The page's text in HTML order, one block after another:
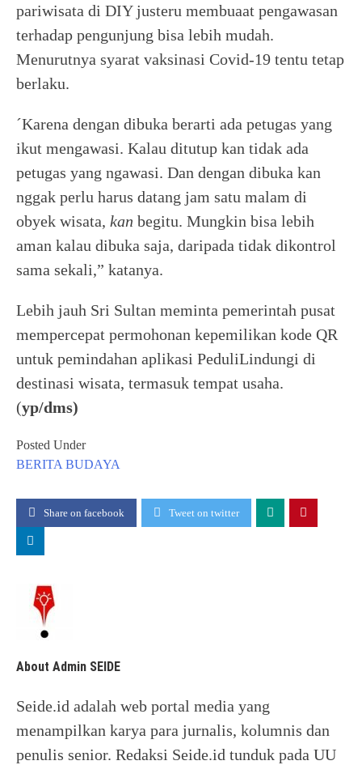
pariwisata di DIY justeru membuaat pengawasan
terhadap pengunjung bisa lebih mudah.
Menurutnya syarat vaksinasi Covid-19 tentu tetap
berlaku.
´Karena dengan dibuka berarti ada petugas yang
ikut mengawasi. Kalau ditutup kan tidak ada
petugas yang ngawasi. Dan dengan dibuka kan
nggak perlu harus datang jam satu malam di
obyek wisata, kan begitu. Mungkin bisa lebih
aman kalau dibuka saja, daripada tidak dikontrol
sama sekali,” katanya.
Lebih jauh Sri Sultan meminta pemerintah pusat
mempercepat permohonan kepemilikan kode QR
untuk pemindahan aplikasi PeduliLindungi di
destinasi wisata, termasuk tempat usaha.
(yp/dms)
Posted Under
BERITA BUDAYA
Share on facebook Tweet on twitter
About Admin SEIDE
Seide.id adalah web portal media yang
menampilkan karya para jurnalis, kolumnis dan
penulis senior. Redaksi Seide.id tunduk pada UU